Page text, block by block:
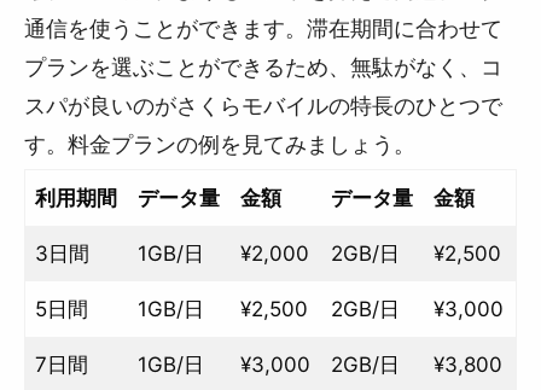
通信を使うことができます。滞在期間に合わせて
プランを選ぶことができるため、無駄がなく、コ
スパが良いのがさくらモバイルの特長のひとつで
す。料金プランの例を見てみましょう。
利用期間 データ量 金額 データ量 金額
3日間 1GB/日 ¥2,000 2GB/日 ¥2,500
5日間 1GB/日 ¥2,500 2GB/日 ¥3,000
7日間 1GB/日 ¥3,000 2GB/日 ¥3,800